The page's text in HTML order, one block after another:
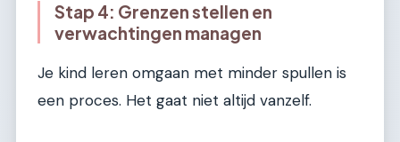
Stap 4: Grenzen stellen en
verwachtingen managen
Je kind leren omgaan met minder spullen is
een proces. Het gaat niet altijd vanzelf.